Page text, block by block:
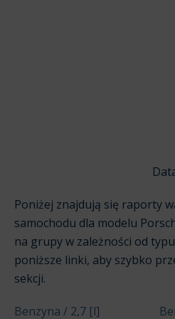
Poniżej znajdują się raporty
samochodu dla modelu
na grupy w zależności od
poniższe linki, aby szybko
sekcji.
Benzyna / 2,7 [l]